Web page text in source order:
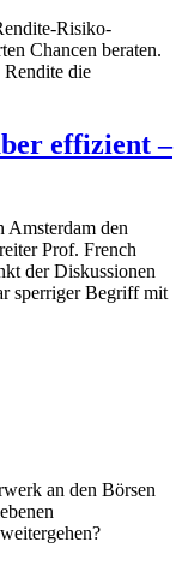
Risiko-
Chancen beraten.
die
effizient –
Amsterdam den
Prof. French
der Diskussionen
sperriger Begriff mit
an den Börsen